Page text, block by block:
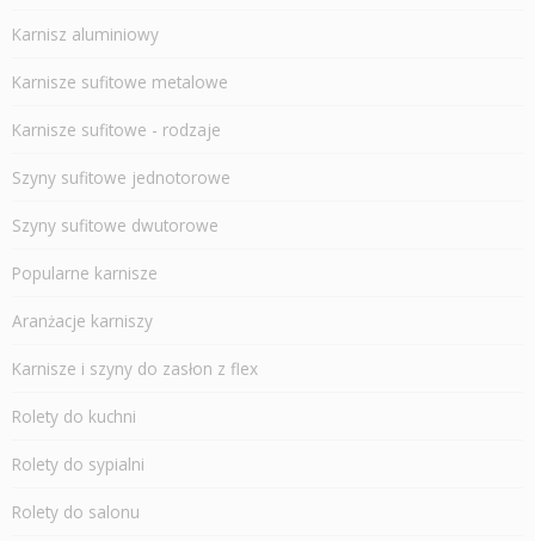
Karnisz aluminiowy
Karnisze sufitowe metalowe
Karnisze sufitowe - rodzaje
Szyny sufitowe jednotorowe
Szyny sufitowe dwutorowe
Popularne karnisze
Aranżacje karniszy
Karnisze i szyny do zasłon z flex
Rolety do kuchni
Rolety do sypialni
Rolety do salonu